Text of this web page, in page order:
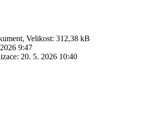
Velikost: 312,38 kB
9:47
20. 5. 2026 10:40